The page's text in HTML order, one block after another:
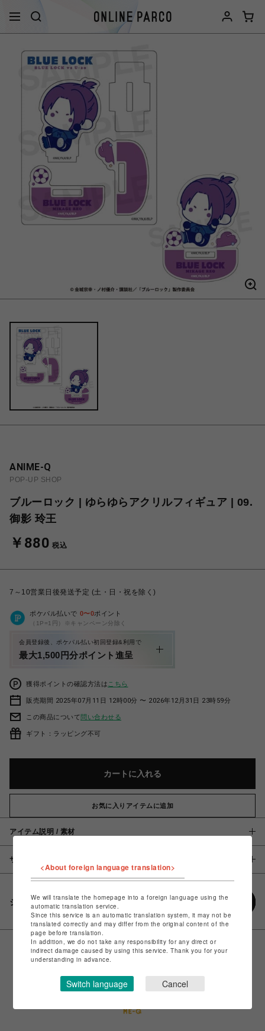
ANIME-Q
POP-UP SHOP
ブルーロック | ゆらゆらアクリルフィギュア | 09.
御影 玲王
￥880 税込
7～10営業日後発送予定 (土・日・祝を除く)
ポケパル払いで 0〜0ポイント
（1P=1円）※キャンペーン分除く
会員登録後、ポケパル払い初回登録&利用で
最大1,500円分ポイント進呈
獲得ポイントの確認方法は こちら
販売期間 2025年07月11日 12時00分 〜 2026年12月31日 23時59分
この商品について問い合わせる
ギフト：ラッピング不可
カートに入れる
お気に入りアイテムに追加
アイテム説明 / 素材
サイズ
シェアする
<About foreign language translation>
We will translate the homepage into a foreign language using the
automatic translation service.
Since this service is an automatic translation system, it may not be
translated correctly and may differ from the original content of the
page before translation.
In addition, we do not take any responsibility for any direct or
indirect damage caused by using this service. Thank you for your
understanding in advance.
Switch language Cancel